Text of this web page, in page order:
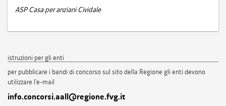
ASP Casa per anziani Cividale
istruzioni per gli enti
per pubblicare i bandi di concorso sul sito della Regione gli enti devono
utilizzare l'e-mail
info.concorsi.aall@regione.fvg.it